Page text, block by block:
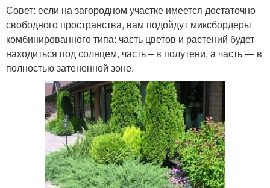
миксбордер
миксбордера
Многолетники для
миксбордера
Миксбордера из
Хвойный миксбордер
Миксбордер с
кустарниками
Совет: если на загородном участке имеется достаточно
свободного пространства, вам подойдут миксбордеры
комбинированного типа: часть цветов и растений будет
находиться под солнцем, часть – в полутени, а часть — в
полностью затененной зоне.